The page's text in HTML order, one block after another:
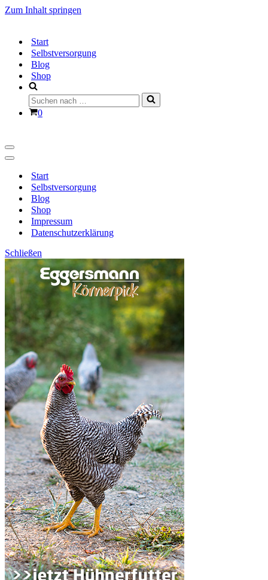
Zum Inhalt springen
Start
Selbstversorgung
Blog
Shop
Suchen
nach …
Warenkorb
0
Navigationsmenü
Navigationsmenü
Start
Selbstversorgung
Blog
Shop
Impressum
Datenschutzerklärung
Schließen